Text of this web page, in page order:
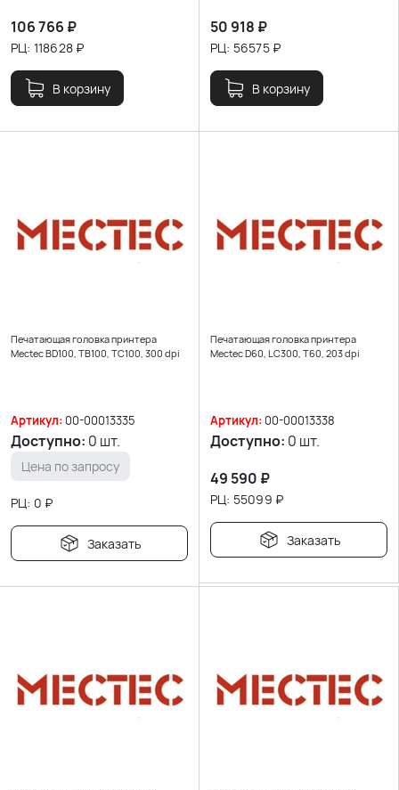
106 766 ₽
РЦ: 118628 ₽
В корзину
50 918 ₽
РЦ: 56575₽
В корзину
Печатающая головка принтера
Mectec BD100, TB100, TC100, 300 dpi
Артикул: 00-00013335
Доступно: 0 шт.
Цена по запросу
РЦ: 0 ₽
Заказать
Печатающая головка принтера
Mectec D60, LC300, T60, 203 dpi
Артикул: 00-00013338
Доступно: 0 шт.
49 590 ₽
РЦ: 55099 ₽
Заказать